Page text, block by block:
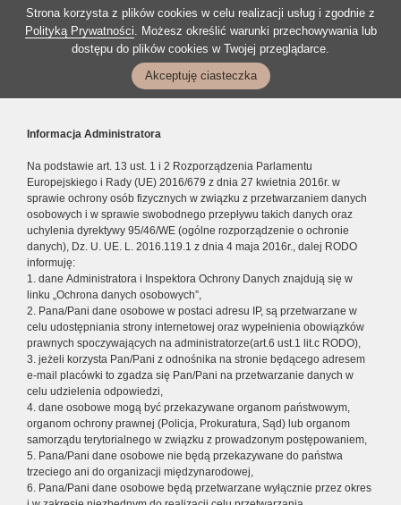
Strona korzysta z plików cookies w celu realizacji usług i zgodnie z
Polityką Prywatności. Możesz określić warunki przechowywania lub
dostępu do plików cookies w Twojej przeglądarce.
Akceptuję ciasteczka
Informacja Administratora
Na podstawie art. 13 ust. 1 i 2 Rozporządzenia Parlamentu
Europejskiego i Rady (UE) 2016/679 z dnia 27 kwietnia 2016r. w
sprawie ochrony osób fizycznych w związku z przetwarzaniem danych
osobowych i w sprawie swobodnego przepływu takich danych oraz
uchylenia dyrektywy 95/46/WE (ogólne rozporządzenie o ochronie
danych), Dz. U. UE. L. 2016.119.1 z dnia 4 maja 2016r., dalej RODO
informuję:
1. dane Administratora i Inspektora Ochrony Danych znajdują się w
linku „Ochrona danych osobowych”,
2. Pana/Pani dane osobowe w postaci adresu IP, są przetwarzane w
celu udostępniania strony internetowej oraz wypełnienia obowiązków
prawnych spoczywających na administratorze(art.6 ust.1 lit.c RODO),
3. jeżeli korzysta Pan/Pani z odnośnika na stronie będącego adresem
e-mail placówki to zgadza się Pan/Pani na przetwarzanie danych w
celu udzielenia odpowiedzi,
4. dane osobowe mogą być przekazywane organom państwowym,
organom ochrony prawnej (Policja, Prokuratura, Sąd) lub organom
samorządu terytorialnego w związku z prowadzonym postępowaniem,
5. Pana/Pani dane osobowe nie będą przekazywane do państwa
trzeciego ani do organizacji międzynarodowej,
6. Pana/Pani dane osobowe będą przetwarzane wyłącznie przez okres